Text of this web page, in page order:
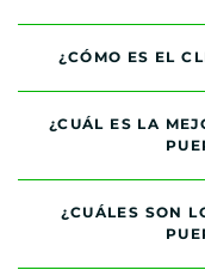
¿CÓMO ES EL
¿CUÁL ES LA
¿CUÁLES SON